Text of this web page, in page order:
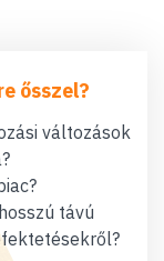
ősszel?
változások
távú